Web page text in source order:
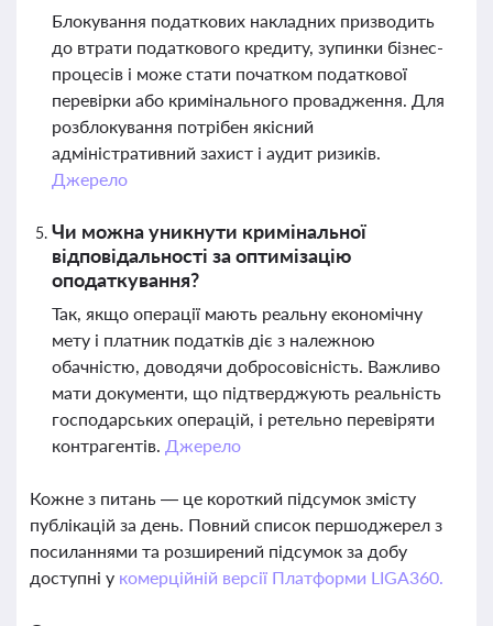
Блокування податкових накладних призводить
до втрати податкового кредиту, зупинки бізнес-
процесів і може стати початком податкової
перевірки або кримінального провадження. Для
розблокування потрібен якісний
адміністративний захист і аудит ризиків.
Джерело
Чи можна уникнути кримінальної
відповідальності за оптимізацію
оподаткування?
Так, якщо операції мають реальну економічну
мету і платник податків діє з належною
обачністю, доводячи добросовісність. Важливо
мати документи, що підтверджують реальність
господарських операцій, і ретельно перевіряти
контрагентів. Джерело
Кожне з питань — це короткий підсумок змісту
публікацій за день. Повний список першоджерел з
посиланнями та розширений підсумок за добу
доступні у комерційній версії Платформи LIGA360.